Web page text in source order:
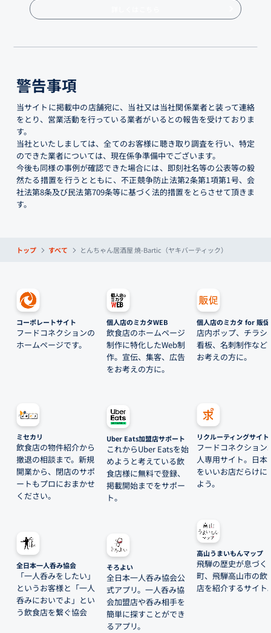
警告事項
当サイトに掲載中の店舗宛に、当社又は当社関係業者と装って連絡
をとり、営業活動を行っている業者がいるとの報告を受けておりま
す。
当社といたしましては、全てのお客様に聴き取り調査を行い、特定
のできた業者については、現在係争準備中でございます。
今後も同様の事例が確認できた場合には、即刻社名等の公表等の毅
然たる措置を行うとともに、不正競争防止法第2条第1項第1号、会
社法第8条及び民法第709条等に基づく法的措置をとらさせて頂きま
す。
トップ すべて とんちゃん居酒屋 焼-Bartic（ヤキバーティック）
コーポレートサイト
フードコネクションの
ホームページです。
ミセカリ
飲食店の物件紹介から
撤退の相談まで。新規
開業から、閉店のサポ
ートもプロにおまかせ
ください。
全日本一人呑み協会
「一人呑みをしたい」
というお客様と「一人
呑みにおいでよ」とい
う飲食店を繋ぐ協会
個人店のミカタWEB
飲食店のホームページ
制作に特化したWeb制
作。宣伝、集客、広告
をお考えの方に。
Uber Eats加盟店サポート
これからUber Eatsを始
めようと考えている飲
食店様に無料で登録、
掲載開始までをサポー
ト。
そろよい
全日本一人呑み協会公
式アプリ。一人呑み協
会加盟店や呑み相手を
簡単に探すことができ
るアプリ。
個人店のミカタ for 販促
店内ポップ、チラシ
看板、名刺制作など
お考えの方に。
リクルーティングサイト
フードコネクション
人専用サイト。日本
をいいお店だらけに
よう。
高山うまいもんマップ
飛騨の歴史が息づく
町、飛騨高山市の飲
店を紹介するサイト